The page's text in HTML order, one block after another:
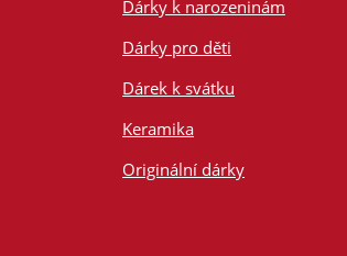
Dárky k narozeninám
Dárky pro děti
Dárek k svátku
Keramika
Originální dárky